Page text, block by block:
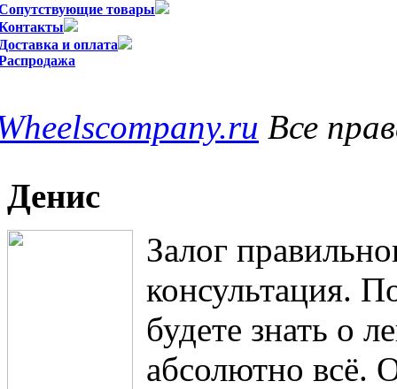
товары
и оплата
Все
Денис
Залог
консультация.
будете знать о
абсолютно